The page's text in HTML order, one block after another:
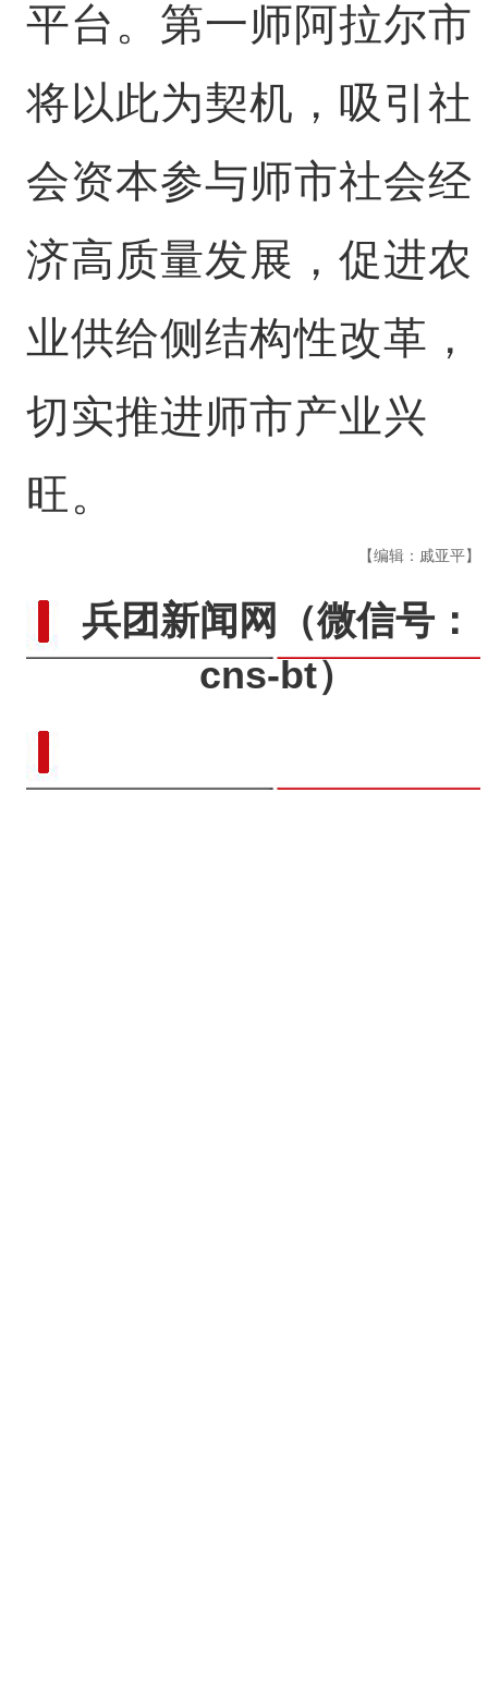
平台。第一师阿拉尔市
将以此为契机，吸引社
会资本参与师市社会经
济高质量发展，促进农
业供给侧结构性改革，
切实推进师市产业兴
旺。
【编辑：戚亚平】
兵团新闻网
（微信号：
cns-bt）